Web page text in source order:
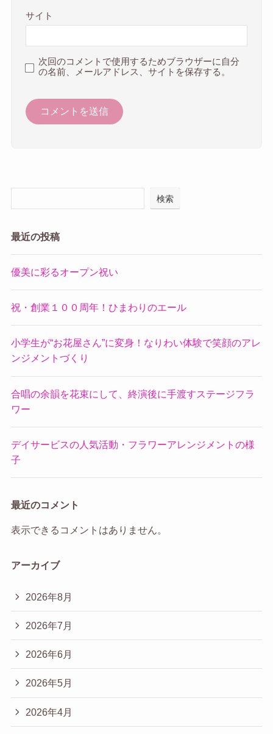
サイト
次回のコメントで使用するためブラウザーに自分
の名前、メールアドレス、サイトを保存する。
検索
最近の投稿
優美に彩るオープン祝い
祝・創業１００周年！ひまわりのエール
小学生が“お花屋さん”に変身！なりわい体験で笑顔のアレ
ンジメントづくり
合唱の余韻を花束にして、終演後に手渡すステージフラ
ワー
デイサービスの人気活動・フラワーアレンジメントの様
子
最近のコメント
表示できるコメントはありません。
アーカイブ
2026年8月
2026年7月
2026年6月
2026年5月
2026年4月